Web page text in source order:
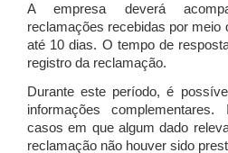
A empresa deverá
reclamações recebidas por meio
até 10 dias. O tempo de
registro da reclamação.
Durante este período, é
informações
casos em que algum dado
reclamação não houver sido